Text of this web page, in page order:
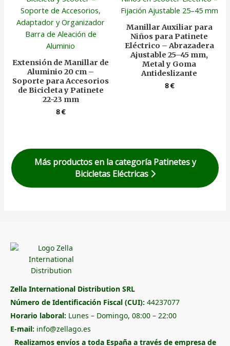
Extensión de Manillar de
Aluminio 20 cm –
Soporte para Accesorios
de Bicicleta y Patinete
22-23 mm
8€
Manillar Auxiliar para
Niños para Patinete
Eléctrico – Abrazadera
Ajustable 25–45 mm,
Metal y Goma
Antideslizante
8€
Más productos en la categoría Patinetes y
Bicicletas Eléctricas
Zella International Distribution SRL
Número de Identificación Fiscal (CUI): 44237077
Horario laboral: Lunes – Domingo, 08:00 – 22:00
E-mail: info@zellago.es
Realizamos envíos a toda España a través de empresa de